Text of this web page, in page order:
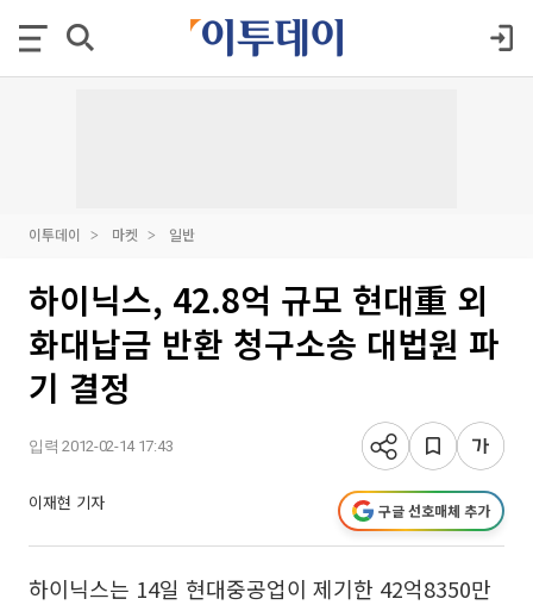
이투데이 마켓 일반
하이닉스, 42.8억 규모 현대重 외
화대납금 반환 청구소송 대법원 파
기 결정
입력 2012-02-14 17:43
이재현 기자 구글 선호매체 추가
하이닉스는 14일 현대중공업이 제기한 42억8350만